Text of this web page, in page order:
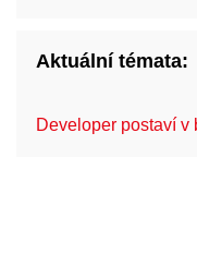
Aktuální témata:
Developer postaví v